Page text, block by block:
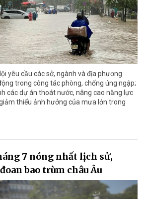
yêu cầu các sở, ngành và địa phương
trong công tác phòng, chống úng ngập;
các dự án thoát nước, nâng cao năng lực
thiểu ảnh hưởng của mưa lớn trong
7 nóng nhất lịch sử,
bao trùm châu Âu